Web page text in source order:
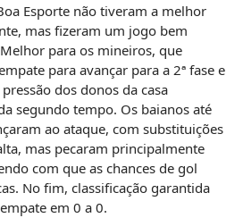
Esporte não tiveram a melhor
mas fizeram um jogo bem
para os mineiros, que
para avançar para a 2ª fase e
dos donos da casa
segundo tempo. Os baianos até
ao ataque, com substituições
mas pecaram principalmente
com que as chances de gol
No fim, classificação garantida
em 0 a 0.